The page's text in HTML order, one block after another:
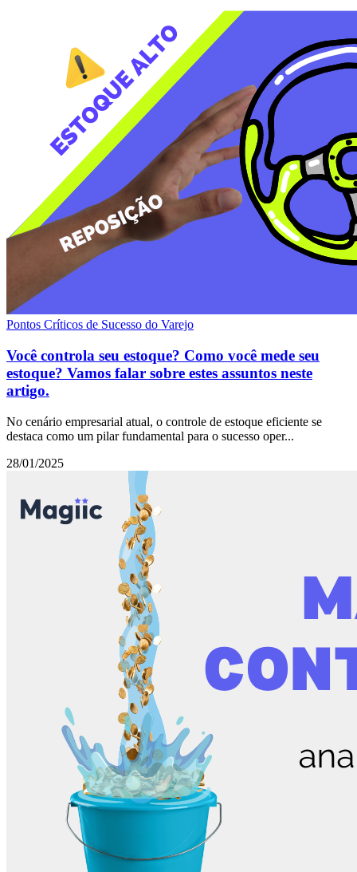
Pontos Críticos de Sucesso do Varejo
Você controla seu estoque? Como você mede seu
estoque? Vamos falar sobre estes assuntos neste
artigo.
No cenário empresarial atual, o controle de estoque eficiente se
destaca como um pilar fundamental para o sucesso oper...
28/01/2025